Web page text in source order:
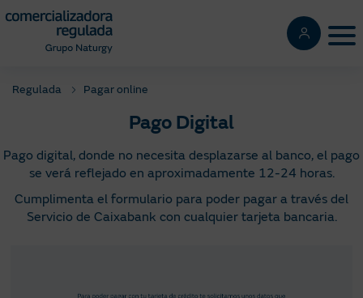
Pasar
contenido
Regulada Pagar online
Pago Digital
Pago digital, donde no necesita desplazarse al banco, el pago
se verá reflejado en aproximadamente 12-24 horas.
Cumplimenta el formulario para poder pagar a través del
Servicio de Caixabank con cualquier tarjeta bancaria.